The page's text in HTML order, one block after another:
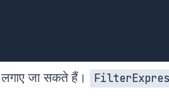
लगाए जा सकते हैं।